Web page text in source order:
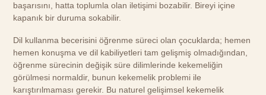
başarısını, hatta toplumla olan iletişimi bozabilir. Bireyi içine
kapanık bir duruma sokabilir.
Dil kullanma becerisini öğrenme süreci olan çocuklarda; hemen
hemen konuşma ve dil kabiliyetleri tam gelişmiş olmadığından,
öğrenme sürecinin değişik süre dilimlerinde kekemeliğin
görülmesi normaldir, bunun kekemelik problemi ile
karıştırılmaması gerekir. Bu naturel gelişimsel kekemelik